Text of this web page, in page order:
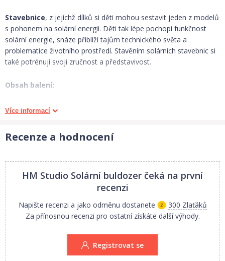
Stavebnice, z jejíchž dílků si děti mohou sestavit jeden z modelů
s pohonem na solární energii. Děti tak lépe pochopí funkčnost
solární energie, snáze přiblíží tajům technického světa a
problematice životního prostředí. Stavěním solárních stavebnic si
také potrénují svoji zručnost a představivost.
Obsah balení:
motor, solární panel
Vhodnépro dětiod 10 let
Materiál: plast
Počet dílků: 25
Maximální rychlost: 24m/min
Rozměry balení: 5 x 19 x 25 cm
Více informací
Recenze a hodnocení
HM Studio Solární buldozer čeká na první
recenzi
Napište recenzi a jako odměnu dostanete
300 Zlaťáků
Za přínosnou recenzi pro ostatní získáte další výhody.
Registrovat se